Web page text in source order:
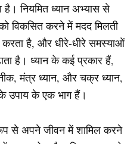
नियमित ध्यान अभ्यास से
विकसित करने में मदद मिलती
है, और धीरे-धीरे समस्याओं
है। ध्यान के कई प्रकार हैं,
मंत्र ध्यान, और चक्र ध्यान,
उपाय के एक भाग हैं।
से अपने जीवन में शामिल करने